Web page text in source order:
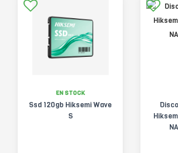
EN STOCK
Ssd 120gb Hiksemi Wave
S